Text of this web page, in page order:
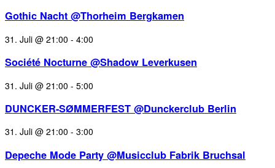
Gothic Nacht @Thorheim Bergkamen
31. Juli @ 21:00 - 4:00
Société Nocturne @Shadow Leverkusen
31. Juli @ 21:00 - 5:00
DUNCKER-SØMMERFEST @Dunckerclub Berlin
31. Juli @ 21:00 - 3:00
Depeche Mode Party @Musicclub Fabrik Bruchsal